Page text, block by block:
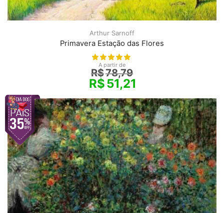
Arthur Sarnoff
Primavera Estação das Flores
A partir de
R$78,79
R$51,21